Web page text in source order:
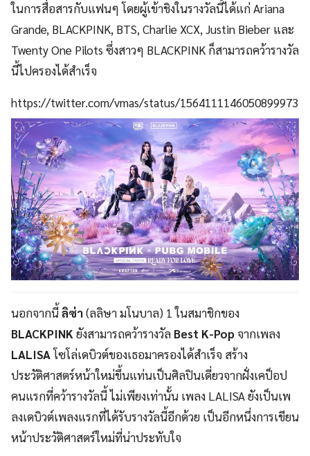
ในการสื่อสารกับแฟนๆ โดยผู้เข้าชิงในรางวัลนี้ได้แก่ Ariana
Grande, BLACKPINK, BTS, Charlie XCX, Justin Bieber และ
Twenty One Pilots ซึ่งสาวๆ BLACKPINK ก็สามารถคว้ารางวัล
นี้ไปครองได้สำเร็จ
https://twitter.com/vmas/status/1564111146050899973
นอกจากนี้ลิซ่า(ลลิษา มโนบาล) 1 ในสมาชิกของ
BLACKPINK ยังสามารถคว้ารางวัล Best K-Pop จากเพลง
LALISAโซโล่เดบิวต์ของเธอมาครองได้สำเร็จ สร้าง
ประวัติศาสตร์หน้าใหม่ขึ้นแท่นเป็นศิลปินเดี่ยวจากฝั่งเคป็อป
คนแรกที่คว้ารางวัลนี้ ไม่เพียงเท่านั้น เพลง LALISA ยังเป็นเพ
ลงเดบิวต์เพลงแรกที่ได้รับรางวัลนี้อีกด้วย เป็นอีกหนึ่งการเขียน
หน้าประวัติศาสตร์ใหม่ที่น่าประทับใจ